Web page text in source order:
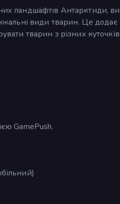
ландшафтів Антарктиди,
види тварин. Це додає
тварин з різних куточків
GamePush.